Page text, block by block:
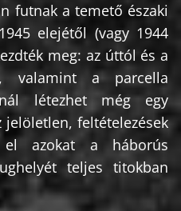
futnak a temető északi
elejétől (vagy 1944
meg: az úttól és a
valamint a parcella
létezhet még egy
feltételezések
azokat a háborús
teljes titokban